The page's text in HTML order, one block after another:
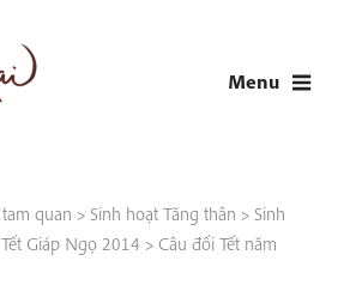
Menu
quan > Sinh hoạt Tăng thân > Sinh
Tết Giáp Ngọ 2014 > Câu đối Tết năm